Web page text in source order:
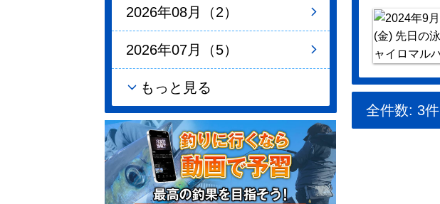
全件数: 3件
2026年08月（2）
2026年07月（5）
もっと見る